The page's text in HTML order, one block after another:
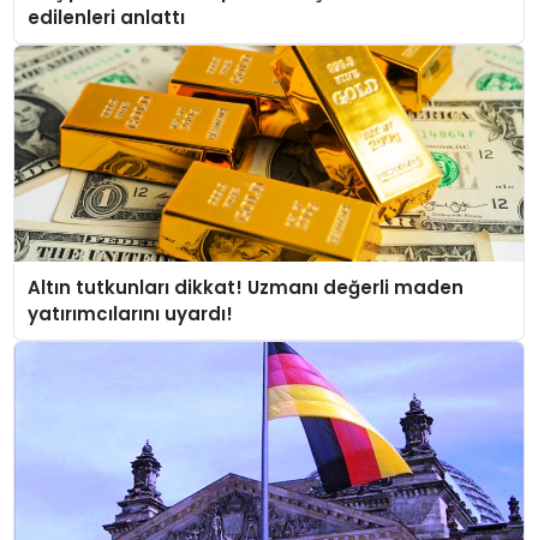
edilenleri anlattı
Altın tutkunları dikkat! Uzmanı değerli maden
yatırımcılarını uyardı!